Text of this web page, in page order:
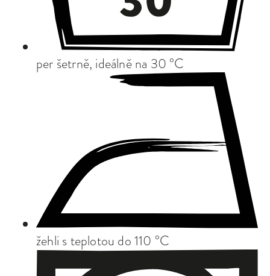
per šetrně, ideálně na 30 °C
žehli s teplotou do 110 °C